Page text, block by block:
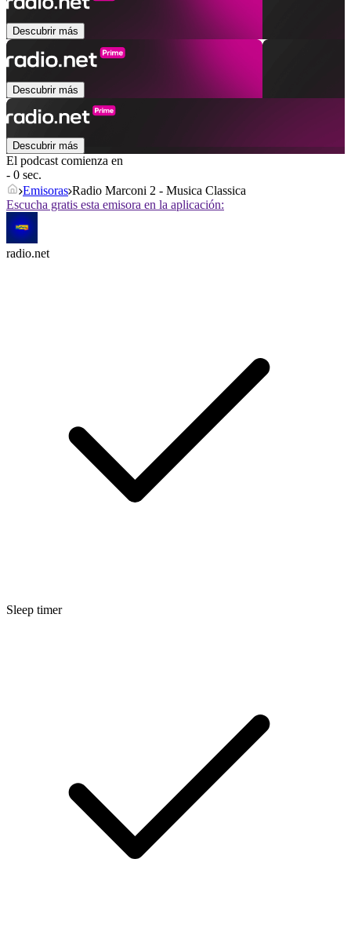
Descubrir más
Descubrir más
Descubrir más
El podcast comienza en
- 0 sec.
Emisoras Radio Marconi 2 - Musica Classica
Escucha gratis esta emisora en la aplicación:
radio.net
Sleep timer